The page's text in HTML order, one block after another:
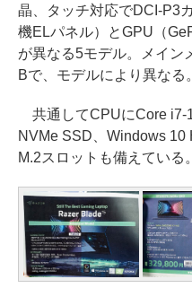
晶、タッチ対応でDCI-P3
機ELパネル）とGPU（
が異なる5モデル。メイン
Bで、モデルにより異なる。
共通してCPUにCore i7-
NVMe SSD、Windows 10
M.2スロットも備えている。